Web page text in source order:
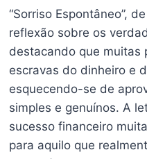
“Sorriso Espontâneo”,
reflexão sobre os
destacando que muitas
escravas do dinheiro e
esquecendo-se de
simples e genuínos. A
sucesso financeiro
para aquilo que